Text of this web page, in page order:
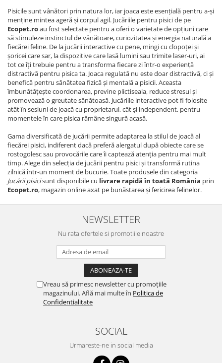
Pisicile sunt vânători prin natura lor, iar joaca este esențială pentru a-și
menține mintea ageră și corpul agil. Jucăriile pentru pisici de pe
Ecopet.roau fost selectate pentru a oferi o varietate de opțiuni care
să stimuleze instinctul de vânătoare, curiozitatea și energia naturală a
fiecărei feline. De la jucării interactive cu pene, mingi cu clopoței și
șoricei care sar, la dispozitive care lasă lumini sau trimite laser-uri, ai
tot ce îți trebuie pentru a transforma fiecare zi într-o experiență
distractivă pentru pisica ta. Joaca regulată nu este doar distractivă, ci și
benefică pentru sănătatea fizică și mentală a pisicii. Aceasta
îmbunătățește coordonarea, previne plictiseala, reduce stresul și
promovează o greutate sănătoasă. Jucăriile interactive pot fi folosite
atât în sesiuni de joacă cu proprietarul, cât și independent, pentru
momentele în care pisica rămâne singură acasă.
Gama diversificată de jucării permite adaptarea la stilul de joacă al
fiecărei pisici, indiferent dacă preferă alergatul după obiecte care se
rostogolesc sau provocările care îi captează atenția pentru mai mult
timp. Alege din selecția de jucării pentru pisici și transformă rutina
zilnică într-un moment de bucurie. Toate produsele din categoria
Jucării pisicisunt disponibile cu livrare rapidă în toată România prin
Ecopet.ro, magazin online axat pe bunăstarea și fericirea felinelor.
NEWSLETTER
Nu rata ofertele si promotiile noastre
Vreau să primesc newsletter cu promoțiile
magazinului. Află mai multe în Politica de
Confidentialitate
SOCIAL
Urmareste-ne in social media